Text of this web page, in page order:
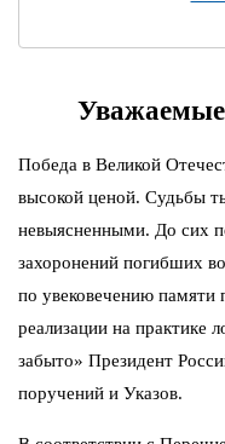
Уважаемые
Победа в Великой
высокой ценой. Судьбы
невыясненными. До сих
захоронений погибших
по увековечению памяти
реализации на практике
забыто» Президент
поручений и Указов.